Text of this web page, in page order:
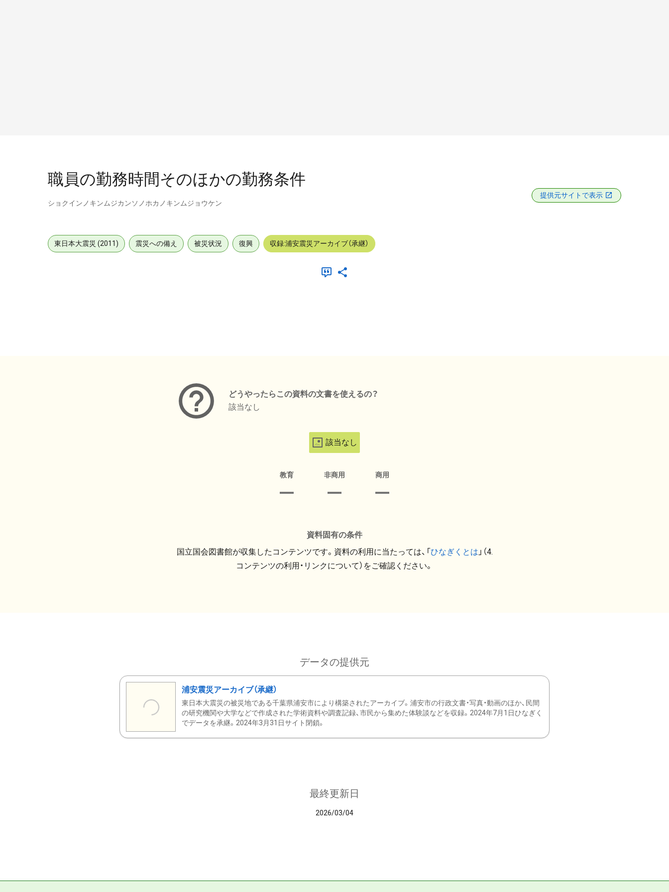
職員の勤務時間そのほかの勤務条件
ショクインノキンムジカンソノホカノキンムジョウケン
提供元サイトで表示
東日本大震災 (2011) 震災への備え 被災状況 復興 収録:浦安震災アーカイブ（承継）
どうやったらこの資料の文書を使えるの？
該当なし
該当なし
教育 非商用 商用
資料固有の条件
国立国会図書館が収集したコンテンツです。資料の利用に当たっては、「ひなぎくとは 」（4.
コンテンツの利用・リンクについて）をご確認ください。
データの提供元
浦安震災アーカイブ（承継）
東日本大震災の被災地である千葉県浦安市により構築されたアーカイブ。浦安市の行政文書・写真・動画のほか、民間
の研究機関や大学などで作成された学術資料や調査記録、市民から集めた体験談などを収録。2024年7月1日ひなぎく
でデータを承継。2024年3月31日サイト閉鎖。
最終更新日
2026/03/04